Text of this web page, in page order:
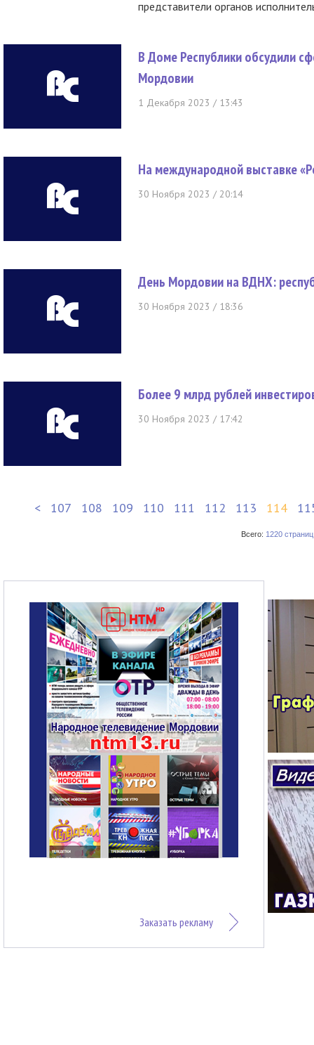
представители органов
В Доме Республики обсудили
Мордовии
1 Декабря 2023 / 13:43
На международной выставке
30 Ноября 2023 / 20:14
День Мордовии на ВДНХ:
30 Ноября 2023 / 18:36
Более 9 млрд рублей
30 Ноября 2023 / 17:42
< 107 108 109 110 111 112 113 114
Всего: 1220 страниц
Заказать рекламу